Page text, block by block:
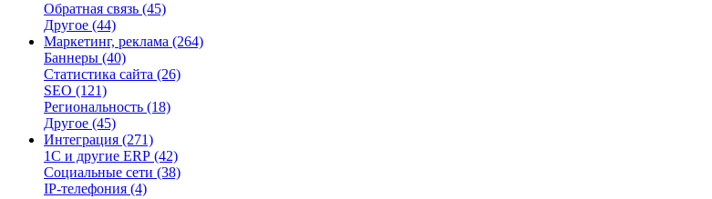
Обратная связь (45)
Другое (44)
Маркетинг, реклама (264)
Баннеры (40)
Статистика сайта (26)
SEO (121)
Региональность (18)
Другое (45)
Интеграция (271)
1С и другие ERP (42)
Социальные сети (38)
IP-телефония (4)